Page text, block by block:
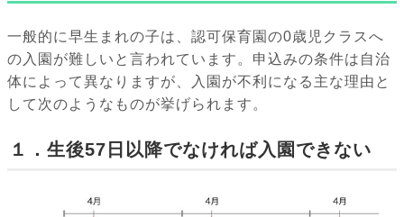
一般的に早生まれの子は、認可保育園の0歳児クラスへ
の入園が難しいと言われています。申込みの条件は自治
体によって異なりますが、入園が不利になる主な理由と
して次のようなものが挙げられます。
１．生後57日以降でなければ入園できない